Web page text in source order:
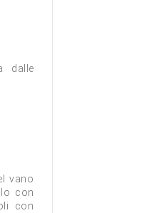
dalle
vano
con
con